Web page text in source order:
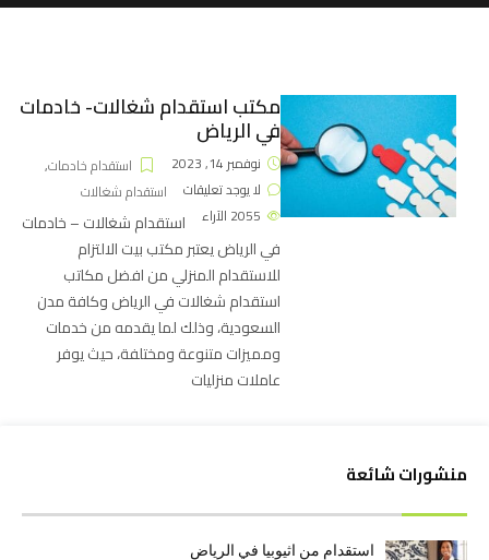
مكتب استقدام شغالات- خادمات
في الرياض
نوفمبر 14, 2023 استقدام خادمات,
استقدام شغالات
لا يوجد تعليقات
الآراء
استقدام شغالات – خادمات
في الرياض يعتبر مكتب بيت الالتزام
للاستقدام المنزلي من افضل مكاتب
استقدام شغالات في الرياض وكافة مدن
السعودية، وذلك لما يقدمه من خدمات
ومميزات متنوعة ومختلفة، حيث يوفر
عاملات منزليات
منشورات شائعة
استقدام من اثيوبيا في الرياض